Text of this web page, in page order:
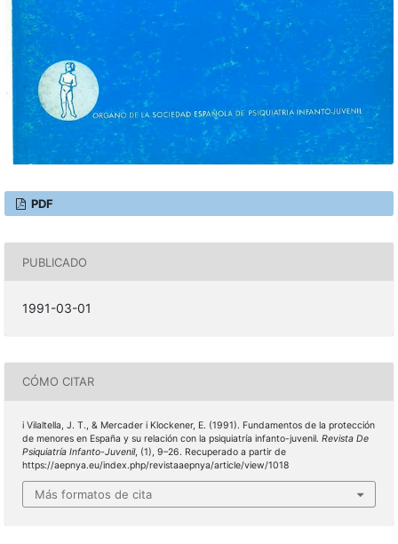
PDF
PUBLICADO
1991-03-01
CÓMO CITAR
i Vilaltella, J. T., & Mercader i Klockener, E. (1991). Fundamentos de la protección
de menores en España y su relación con la psiquiatría infanto-juvenil. Revista De
Psiquiatría Infanto-Juvenil, (1), 9–26. Recuperado a partir de
https://aepnya.eu/index.php/revistaaepnya/article/view/1018
Más formatos de cita